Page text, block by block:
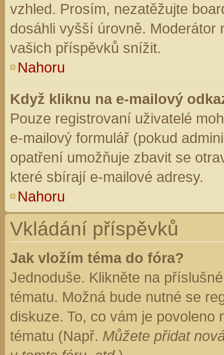
vzhled. Prosím, nezatěžujte
dosáhli vyšší úrovně. Moderátor
vašich příspěvků snížit.
Nahoru
Když kliknu na e-mailový
Pouze registrovaní uživatelé
e-mailový formulář (pokud
opatření umožňuje zbavit se
které sbírají e-mailové adresy.
Nahoru
Vkládání příspěvků
Jak vložím téma do fóra?
Jednoduše. Klikněte na
tématu. Možná bude nutné se
diskuze. To, co vám je
tématu (Např. Můžete přidat